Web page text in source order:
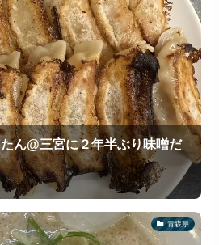
ん@三宮に２年半ぶり味噌だ
青森県